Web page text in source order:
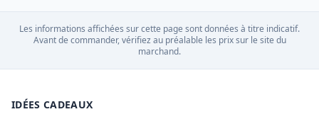
Les informations affichées sur cette page sont données à titre indicatif.
Avant de commander, vérifiez au préalable les prix sur le site du
marchand.
IDÉES CADEAUX